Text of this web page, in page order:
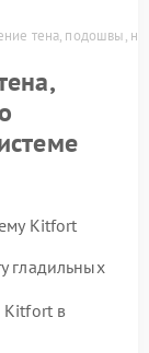
тена, подошвы,
Kitfort
гладильных
Kitfort в